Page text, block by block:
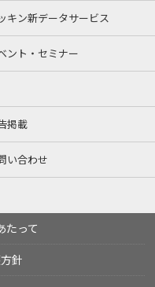
キン新データサービス
ント・セミナー
掲載
い合わせ
たって
針